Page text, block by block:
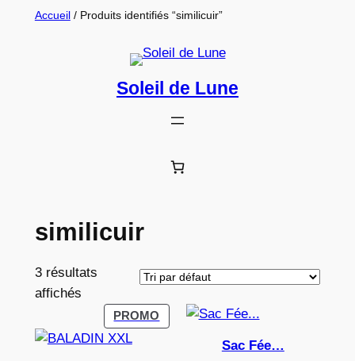
Accueil/ Produits identifiés “similicuir”
Soleil de Lune
similicuir
3 résultats
affichés
PROMO PRODUIT
EN
PROMOTIONSac Fée…